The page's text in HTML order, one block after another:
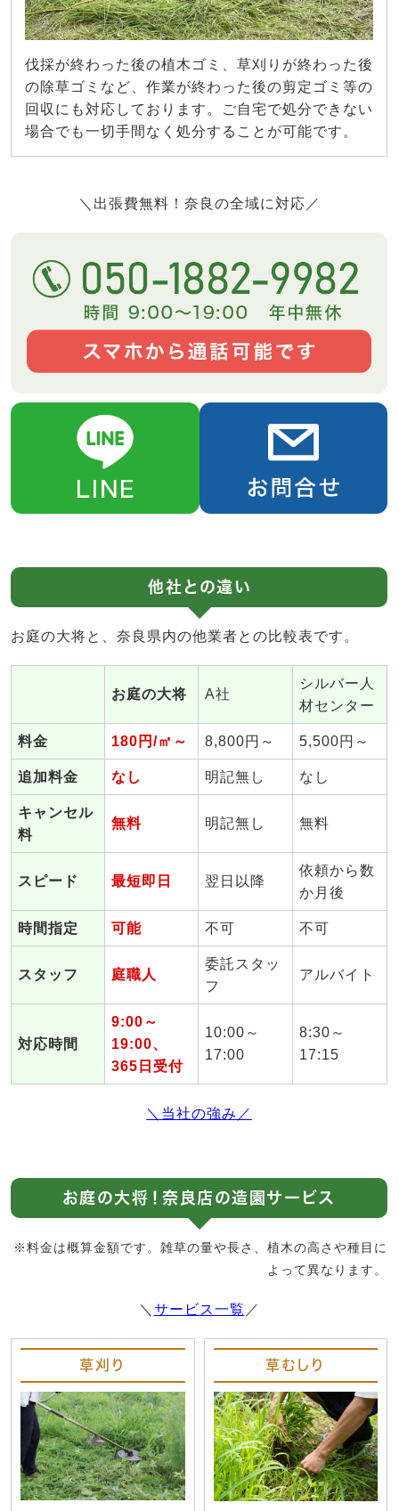
伐採が終わった後の植木ゴミ、草刈りが終わった後
の除草ゴミなど、作業が終わった後の剪定ゴミ等の
回収にも対応しております。ご自宅で処分できない
場合でも一切手間なく処分することが可能です。
＼出張費無料！奈良の全域に対応／
他社との違い
お庭の大将と、奈良県内の他業者との比較表です。
お庭の大将 A社
シルバー人
材センター
料金 180円/㎡～ 8,800円～ 5,500円～
追加料金 なし 明記無し なし
キャンセル
料
無料 明記無し 無料
スピード 最短即日 翌日以降
依頼から数
か月後
時間指定 可能 不可 不可
スタッフ 庭職人
委託スタッ
フ
アルバイト
対応時間
9:00～
19:00、
365日受付
10:00～
17:00
8:30～
17:15
＼当社の強み／
お庭の大将！奈良店の造園サービス
※料金は概算金額です。雑草の量や長さ、植木の高さや種目に
よって異なります。
＼ サービス一覧 ／
草刈り 草むしり